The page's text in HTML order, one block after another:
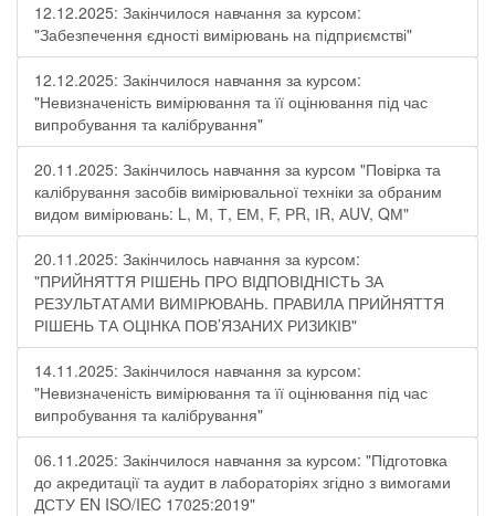
12.12.2025: Закінчилося навчання за курсом:
"Забезпечення єдності вимірювань на підприємстві"
12.12.2025: Закінчилося навчання за курсом:
"Невизначеність вимірювання та її оцінювання під час
випробування та калібрування"
20.11.2025: Закінчилось навчання за курсом "Повірка та
калібрування засобів вимірювальної техніки за обраним
видом вимірювань: L, М, Т, ЕМ, F, РR, ІR, АUV, QМ"
20.11.2025: Закінчилось навчання за курсом:
"ПРИЙНЯТТЯ РІШЕНЬ ПРО ВІДПОВІДНІСТЬ ЗА
РЕЗУЛЬТАТАМИ ВИМІРЮВАНЬ. ПРАВИЛА ПРИЙНЯТТЯ
РІШЕНЬ ТА ОЦІНКА ПОВ’ЯЗАНИХ РИЗИКІВ"
14.11.2025: Закінчилося навчання за курсом:
"Невизначеність вимірювання та її оцінювання під час
випробування та калібрування"
06.11.2025: Закінчилося навчання за курсом: "Підготовка
до акредитації та аудит в лабораторіях згідно з вимогами
ДСТУ EN ISO/IEC 17025:2019"